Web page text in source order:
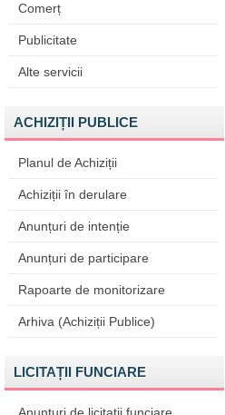
Comerț
Publicitate
Alte servicii
ACHIZIȚII PUBLICE
Planul de Achiziții
Achiziții în derulare
Anunțuri de intenție
Anunțuri de participare
Rapoarte de monitorizare
Arhiva (Achiziții Publice)
LICITAȚII FUNCIARE